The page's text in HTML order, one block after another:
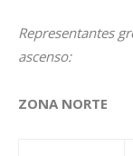
Representantes
ascenso:
ZONA NORTE